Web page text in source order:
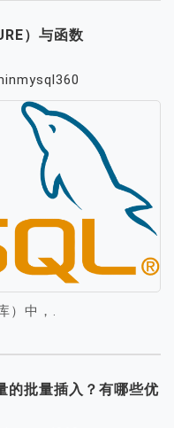
）与函数
）中，.
的批量插入？有哪些优